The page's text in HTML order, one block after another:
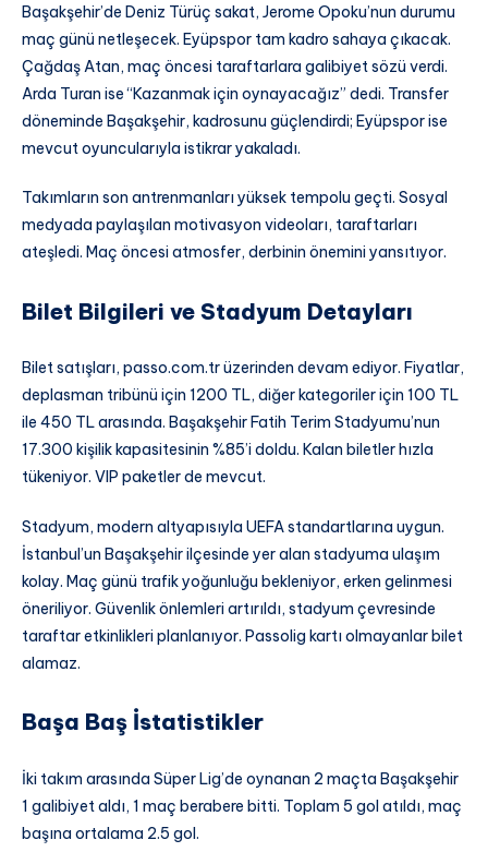
Başakşehir’de Deniz Türüç sakat, Jerome Opoku’nun durumu
maç günü netleşecek. Eyüpspor tam kadro sahaya çıkacak.
Çağdaş Atan, maç öncesi taraftarlara galibiyet sözü verdi.
Arda Turan ise “Kazanmak için oynayacağız” dedi. Transfer
döneminde Başakşehir, kadrosunu güçlendirdi; Eyüpspor ise
mevcut oyuncularıyla istikrar yakaladı.
Takımların son antrenmanları yüksek tempolu geçti. Sosyal
medyada paylaşılan motivasyon videoları, taraftarları
ateşledi. Maç öncesi atmosfer, derbinin önemini yansıtıyor.
Bilet Bilgileri ve Stadyum Detayları
Bilet satışları, passo.com.tr üzerinden devam ediyor. Fiyatlar,
deplasman tribünü için 1200 TL, diğer kategoriler için 100 TL
ile 450 TL arasında. Başakşehir Fatih Terim Stadyumu’nun
17.300 kişilik kapasitesinin %85’i doldu. Kalan biletler hızla
tükeniyor. VIP paketler de mevcut.
Stadyum, modern altyapısıyla UEFA standartlarına uygun.
İstanbul’un Başakşehir ilçesinde yer alan stadyuma ulaşım
kolay. Maç günü trafik yoğunluğu bekleniyor, erken gelinmesi
öneriliyor. Güvenlik önlemleri artırıldı, stadyum çevresinde
taraftar etkinlikleri planlanıyor. Passolig kartı olmayanlar bilet
alamaz.
Başa Baş İstatistikler
İki takım arasında Süper Lig’de oynanan 2 maçta Başakşehir
1 galibiyet aldı, 1 maç berabere bitti. Toplam 5 gol atıldı, maç
başına ortalama 2.5 gol.